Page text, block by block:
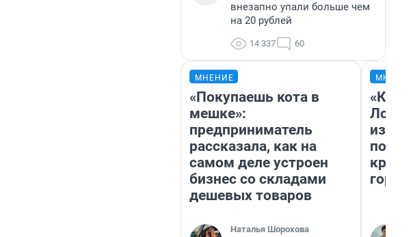
внезапно упали больше чем
на 20 рублей
14 337 60
МНЕНИЕ
«Покупаешь кота в
мешке»:
предприниматель
рассказала, как на
самом деле устроен
бизнес со складами
дешевых товаров
Наталья Шорохова
«Как
из
круче